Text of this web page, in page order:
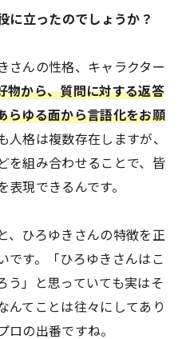
に立ったのでしょうか？
さんの性格、キャラクター
物から、質問に対する返答
らゆる面から言語化をお願
人格は複数存在しますが、
を組み合わせることで、皆
現できるんです。
、ひろゆきさんの特徴を正
です。「ひろゆきさんはこ
う」と思っていても実はそ
んてことは往々にしてあり
ロの出番ですね。